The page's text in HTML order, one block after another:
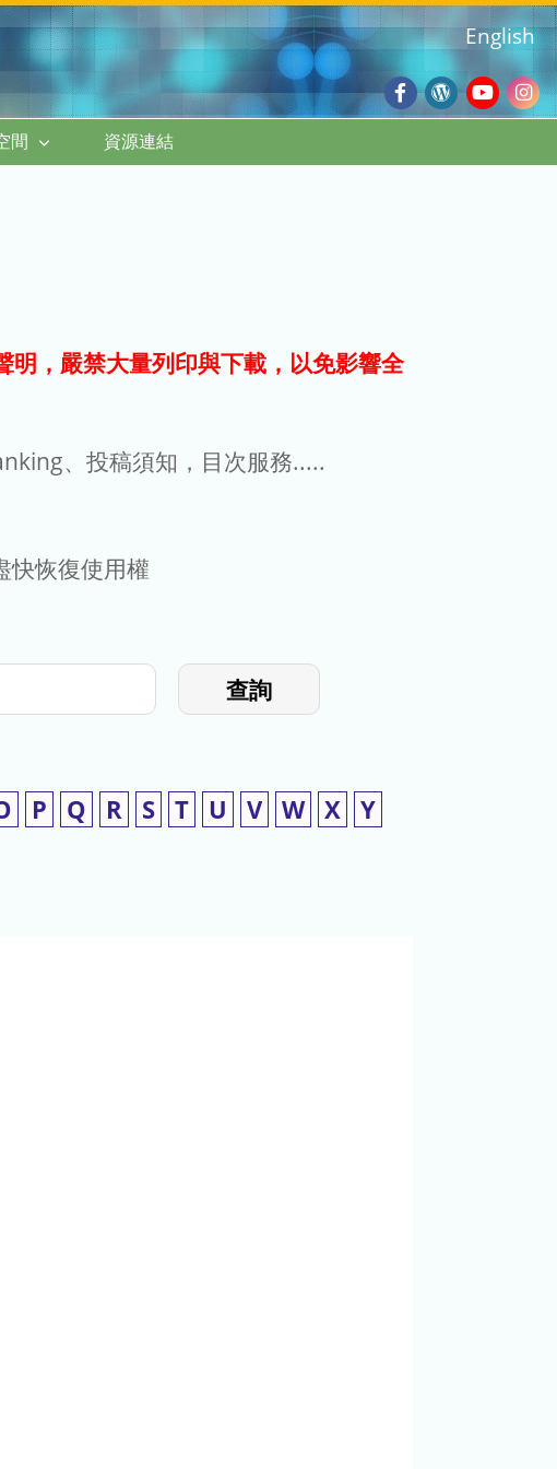
Facebook
Wordpress
Blog
English
間 資源連結
，嚴禁大量列印與下載，以免影響全
、投稿須知，目次服務.....
快恢復使用權
查詢
P Q R S T U V W X Y